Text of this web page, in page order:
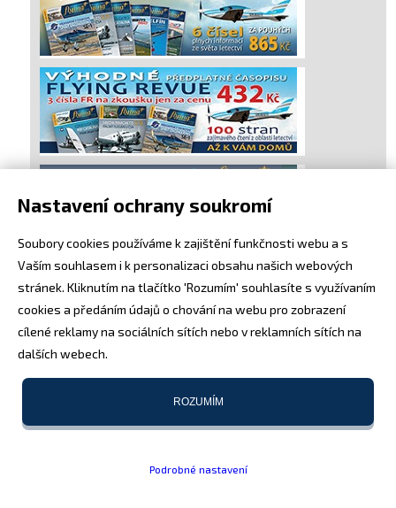
Nastavení ochrany soukromí
Soubory cookies používáme k zajištění funkčnosti webu a s
Vaším souhlasem i k personalizaci obsahu našich webových
stránek. Kliknutím na tlačítko 'Rozumím' souhlasíte s využívaním
cookies a předáním údajů o chování na webu pro zobrazení
cílené reklamy na sociálních sítích nebo v reklamních sítích na
dalších webech.
ROZUMÍM
Podrobné nastavení